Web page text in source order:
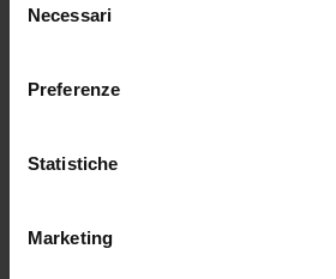
delNecessari
Preferenze
Statistiche
Marketing
italiana è la situazione di chi in
recupero nonostante la sua
probabilmente entrerà tra le
Da giovedì 22 ottobre si inizia: